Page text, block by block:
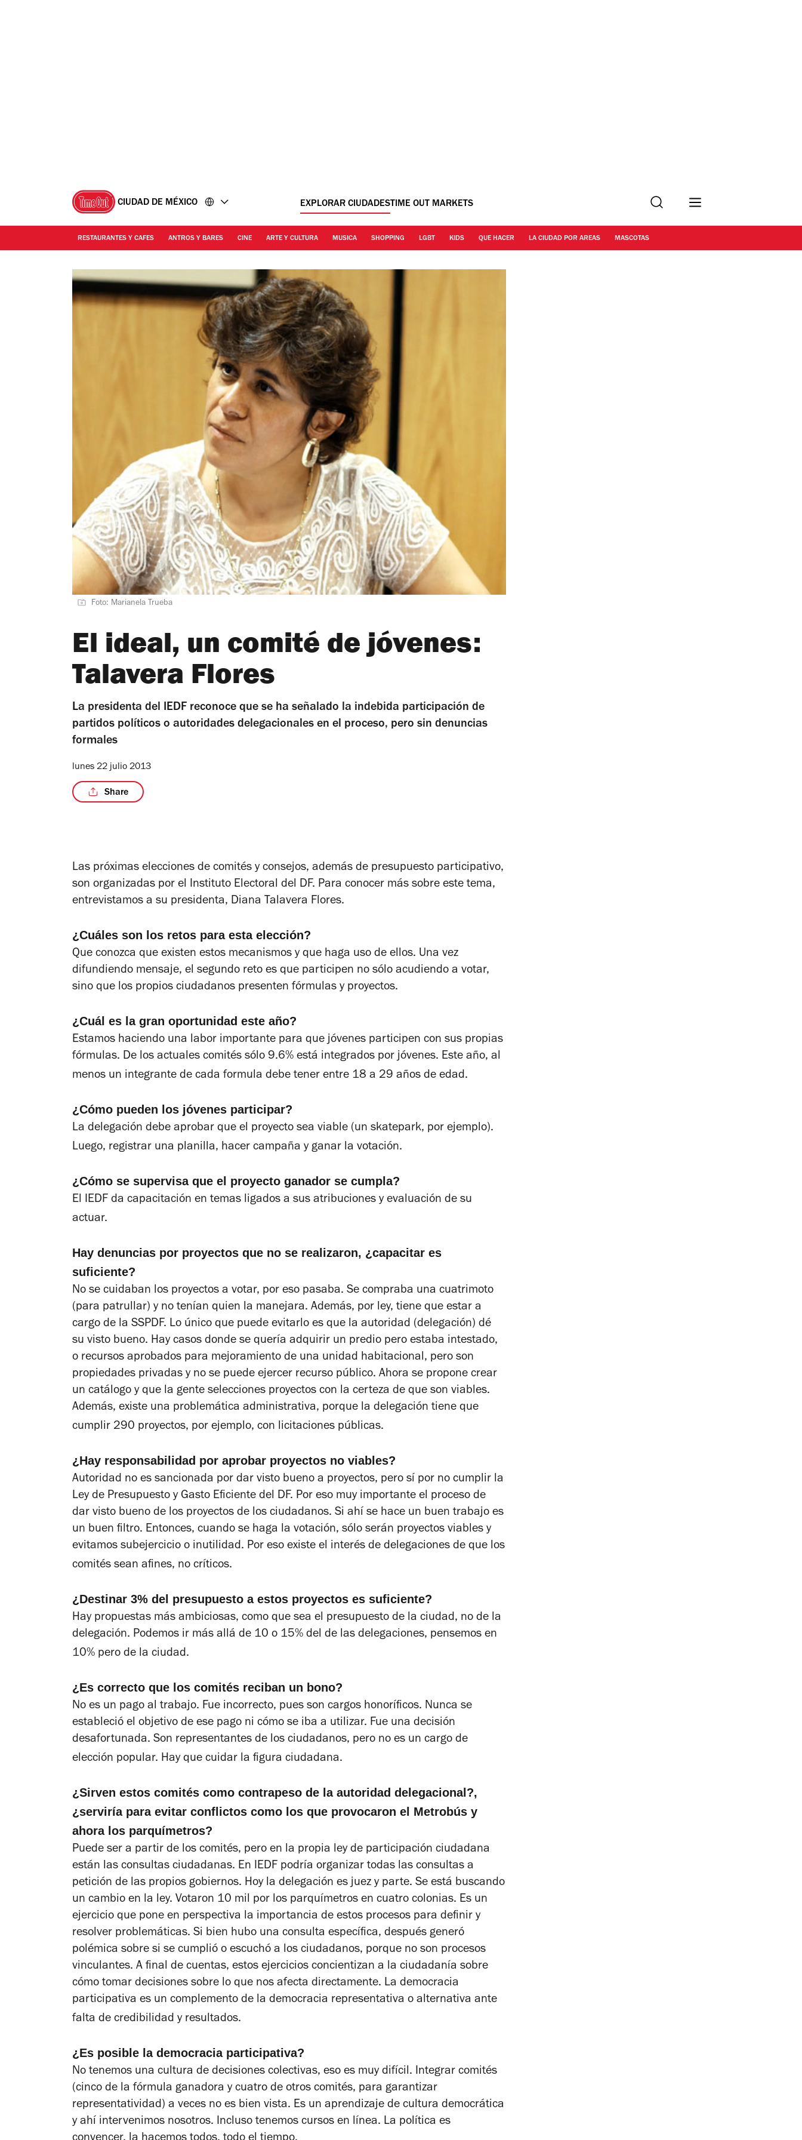
CIUDAD DE MÉXICO EXPLORAR CIUDADESTIME OUT MARKETS Buscar
RESTAURANTES Y CAFES ANTROS Y BARES CINE ARTE Y CULTURA MUSICA SHOPPING LGBT KIDS QUE HACER LA CIUDAD POR AREAS MASCOTAS
Foto: Marianela Trueba
El ideal, un comité de jóvenes:
Talavera Flores
La presidenta del IEDF reconoce que se ha señalado la indebida participación de
partidos políticos o autoridades delegacionales en el proceso, pero sin denuncias
formales
lunes 22 julio 2013
Share
Las próximas elecciones de comités y consejos, además de presupuesto participativo,
son organizadas por el Instituto Electoral del DF. Para conocer más sobre este tema,
entrevistamos a su presidenta, Diana Talavera Flores.
¿Cuáles son los retos para esta elección?
Que conozca que existen estos mecanismos y que haga uso de ellos. Una vez
difundiendo mensaje, el segundo reto es que participen no sólo acudiendo a votar,
sino que los propios ciudadanos presenten fórmulas y proyectos.
¿Cuál es la gran oportunidad este año?
Estamos haciendo una labor importante para que jóvenes participen con sus propias
fórmulas. De los actuales comités sólo 9.6% está integrados por jóvenes. Este año, al
menos un integrante de cada formula debe tener entre 18 a 29 años de edad.
¿Cómo pueden los jóvenes participar?
La delegación debe aprobar que el proyecto sea viable (un skatepark, por ejemplo).
Luego, registrar una planilla, hacer campaña y ganar la votación.
¿Cómo se supervisa que el proyecto ganador se cumpla?
El IEDF da capacitación en temas ligados a sus atribuciones y evaluación de su
actuar.
Hay denuncias por proyectos que no se realizaron, ¿capacitar es
suficiente?
No se cuidaban los proyectos a votar, por eso pasaba. Se compraba una cuatrimoto
(para patrullar) y no tenían quien la manejara. Además, por ley, tiene que estar a
cargo de la SSPDF. Lo único que puede evitarlo es que la autoridad (delegación) dé
su visto bueno. Hay casos donde se quería adquirir un predio pero estaba intestado,
o recursos aprobados para mejoramiento de una unidad habitacional, pero son
propiedades privadas y no se puede ejercer recurso público. Ahora se propone crear
un catálogo y que la gente selecciones proyectos con la certeza de que son viables.
Además, existe una problemática administrativa, porque la delegación tiene que
cumplir 290 proyectos, por ejemplo, con licitaciones públicas.
¿Hay responsabilidad por aprobar proyectos no viables?
Autoridad no es sancionada por dar visto bueno a proyectos, pero sí por no cumplir la
Ley de Presupuesto y Gasto Eficiente del DF. Por eso muy importante el proceso de
dar visto bueno de los proyectos de los ciudadanos. Si ahí se hace un buen trabajo es
un buen filtro. Entonces, cuando se haga la votación, sólo serán proyectos viables y
evitamos subejercicio o inutilidad. Por eso existe el interés de delegaciones de que los
comités sean afines, no críticos.
¿Destinar 3% del presupuesto a estos proyectos es suficiente?
Hay propuestas más ambiciosas, como que sea el presupuesto de la ciudad, no de la
delegación. Podemos ir más allá de 10 o 15% del de las delegaciones, pensemos en
10% pero de la ciudad.
¿Es correcto que los comités reciban un bono?
No es un pago al trabajo. Fue incorrecto, pues son cargos honoríficos. Nunca se
estableció el objetivo de ese pago ni cómo se iba a utilizar. Fue una decisión
desafortunada. Son representantes de los ciudadanos, pero no es un cargo de
elección popular. Hay que cuidar la figura ciudadana.
¿Sirven estos comités como contrapeso de la autoridad delegacional?,
¿serviría para evitar conflictos como los que provocaron el Metrobús y
ahora los parquímetros?
Puede ser a partir de los comités, pero en la propia ley de participación ciudadana
están las consultas ciudadanas. En IEDF podría organizar todas las consultas a
petición de las propios gobiernos. Hoy la delegación es juez y parte. Se está buscando
un cambio en la ley. Votaron 10 mil por los parquímetros en cuatro colonias. Es un
ejercicio que pone en perspectiva la importancia de estos procesos para definir y
resolver problemáticas. Si bien hubo una consulta específica, después generó
polémica sobre si se cumplió o escuchó a los ciudadanos, porque no son procesos
vinculantes. A final de cuentas, estos ejercicios concientizan a la ciudadanía sobre
cómo tomar decisiones sobre lo que nos afecta directamente. La democracia
participativa es un complemento de la democracia representativa o alternativa ante
falta de credibilidad y resultados.
¿Es posible la democracia participativa?
No tenemos una cultura de decisiones colectivas, eso es muy difícil. Integrar comités
(cinco de la fórmula ganadora y cuatro de otros comités, para garantizar
representatividad) a veces no es bien vista. Es un aprendizaje de cultura democrática
y ahí intervenimos nosotros. Incluso tenemos cursos en línea. La política es